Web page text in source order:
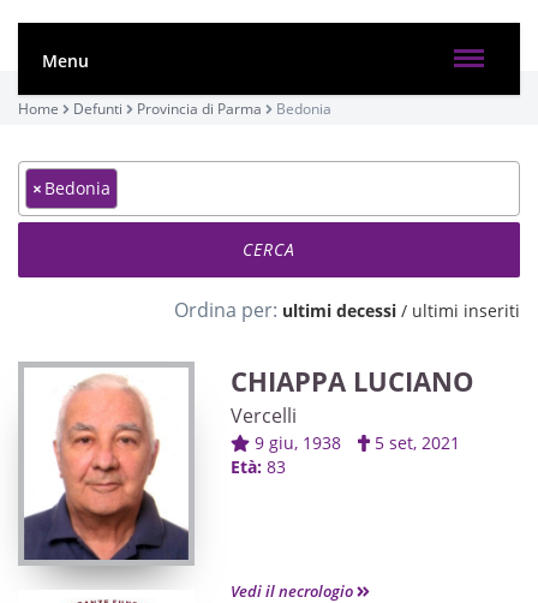
Menu
Home Defunti Provincia di Parma Bedonia
× Bedonia
Ordina per: ultimi decessi / ultimi inseriti
CHIAPPA LUCIANO
Vercelli
9 giu, 1938
5 set, 2021
Età: 83
Vedi il necrologio